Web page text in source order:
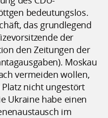
bedeutungslos.
das grundlegend
der
den Zeitungen der
Moskau
vermeiden wollen,
nicht ungestört
Ukraine habe einen
im